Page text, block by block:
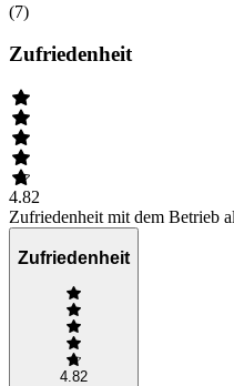
(7)
Zufriedenheit
4.82
Zufriedenheit mit dem Betrieb
Zufriedenheit
4.82